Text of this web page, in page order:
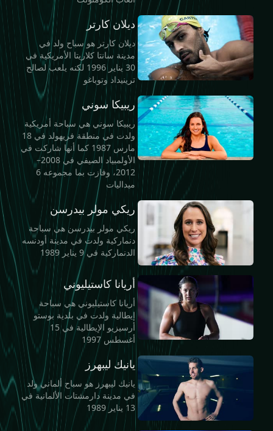
ديلان كارتر
ديلان كارتر هو سباح ولد في
مدينة سانتا كلاريتا الأمريكية في
30 يناير 1996 لكنه يلعب لصالح
ترينيداد وتوباغو
ريبيكا سوني
ريبيكا سوني هي سباحة أمريكية
ولدت في منطقة فريهولد في 18
مارس 1987 كما أنها شاركت في
الأولمبياد الصيفي في 2008–
2012، وفازت بما مجموعه 6
ميداليات
ريكي مولر بيدرسن
ريكي مولر بيدرسن هي سباحة
دنماركية ولدت في مدينة أودنسه
الدنماركية في 9 يناير 1989
أريانا كاستيليوني
أريانا كاستيليوني هي سباحة
إيطالية ولدت في بلدية بوستو
أرسيزيو الإيطالية في 15
أغسطس 1997
يانيك ليبهرز
يانيك ليبهرز هو سباح ألماني ولد
في مدينة دارمشتات الألمانية في
13 يناير 1989